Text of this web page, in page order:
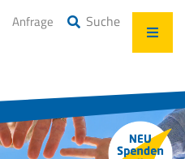
Anfrage Suche